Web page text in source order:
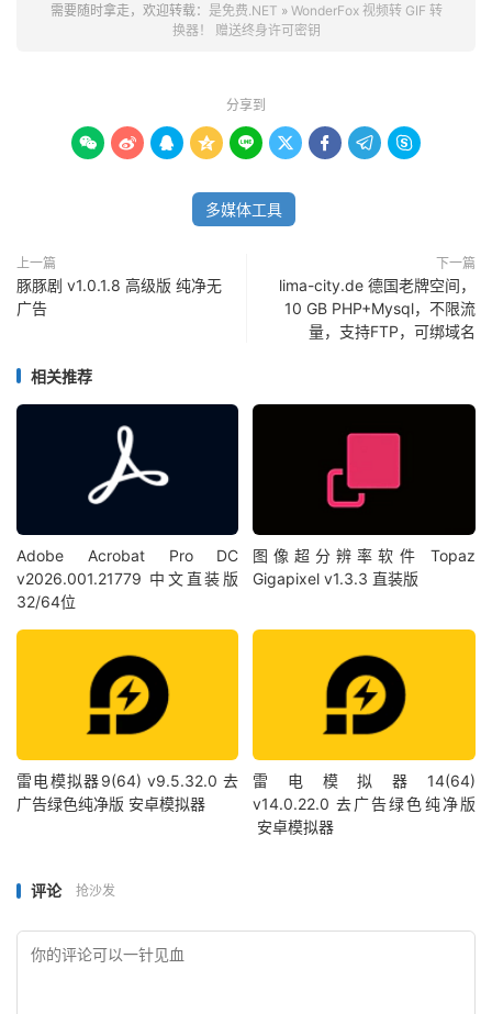
需要随时拿走，欢迎转载： 是免费.NET » WonderFox 视频转 GIF 转
换器！ 赠送终身许可密钥
分享到
        
多媒体工具
上一篇
豚豚剧 v1.0.1.8 高级版 纯净无
广告
下一篇
lima-city.de 德国老牌空间，
10 GB PHP+Mysql，不限流
量，支持FTP，可绑域名
相关推荐
Adobe Acrobat Pro DC
v2026.001.21779 中文直装版
32/64位
图像超分辨率软件 Topaz
Gigapixel v1.3.3 直装版
雷电模拟器9(64) v9.5.32.0 去
广告绿色纯净版 安卓模拟器
雷电模拟器14(64)
v14.0.22.0 去广告绿色纯净版
安卓模拟器
评论 抢沙发